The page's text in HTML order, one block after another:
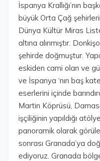
İspanya Krallığı’nın
büyük Orta Çağ
Dünya Kültür Miras
altına alınmıştır.
şehirde doğmuştur.
eskiden cami olan ve
ve İspanya ‘nın baş
eserlerini içinde
Martin Köprüsü,
işçiliğinin yapıldığı
panoramik olarak
sonrası Granada’ya
ediyoruz. Granada